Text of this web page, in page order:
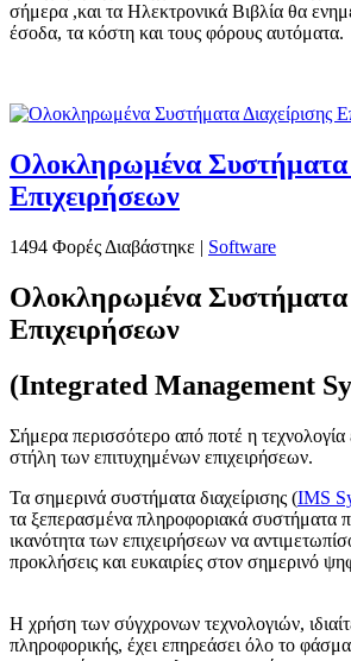
σήμερα ,και τα Ηλεκτρονικά Βιβλία θα
έσοδα, τα κόστη και τους φόρους αυτόματα.
Ολοκληρωμένα Συστήματα
Επιχειρήσεων
1494 Φορές Διαβάστηκε | Software
Ολοκληρωμένα Συστήματα
Επιχειρήσεων
(Integrated Management
Σήμερα περισσότερο από ποτέ η τεχνολογία
στήλη των επιτυχημένων επιχειρήσεων.
Τα σημερινά συστήματα διαχείρισης (IMS
τα ξεπερασμένα πληροφοριακά συστήματα
ικανότητα των επιχειρήσεων να
προκλήσεις και ευκαιρίες στον σημερινό
Η χρήση των σύγχρονων τεχνολογιών,
πληροφορικής, έχει επηρεάσει όλο το